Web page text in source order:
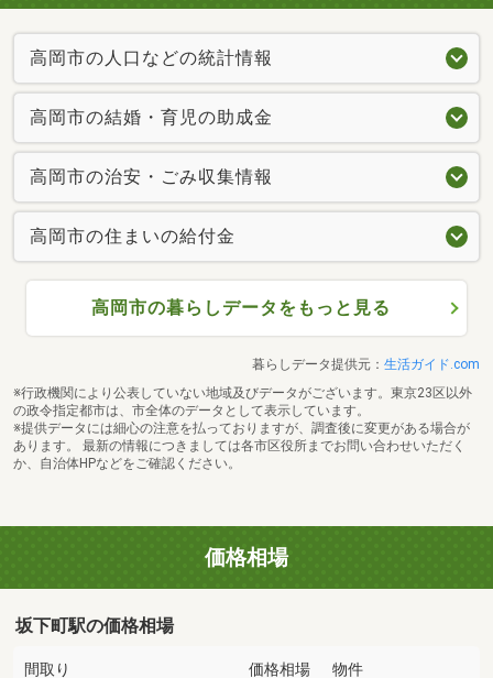
高岡市の人口などの統計情報
高岡市の結婚・育児の助成金
高岡市の治安・ごみ収集情報
高岡市の住まいの給付金
高岡市の暮らしデータをもっと見る
暮らしデータ提供元： 生活ガイド.com
※行政機関により公表していない地域及びデータがございます。東京23区以外
の政令指定都市は、市全体のデータとして表示しています。
※提供データには細心の注意を払っておりますが、調査後に変更がある場合が
あります。 最新の情報につきましては各市区役所までお問い合わせいただく
か、自治体HPなどをご確認ください。
価格相場
坂下町駅の価格相場
間取り 価格相場 物件